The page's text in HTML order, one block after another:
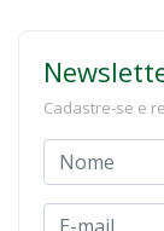
Cadastre-se e